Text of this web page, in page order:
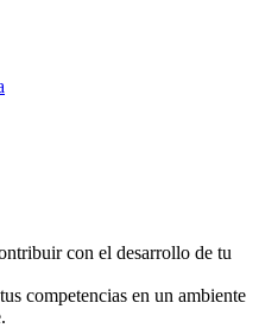
con el desarrollo de tu
competencias en un ambiente